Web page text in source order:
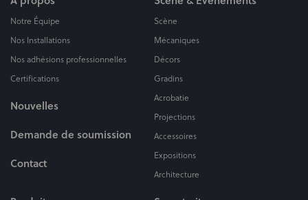
Notre Équipe
Nos Installations
Nos adhésions professionnelles
Certifications
Nouvelles
Demande de soumission
Contact
Scène
Mécaniques
Décors
Gradins
Acrobatie
Projections
Accessoires
Expositions
Architecture